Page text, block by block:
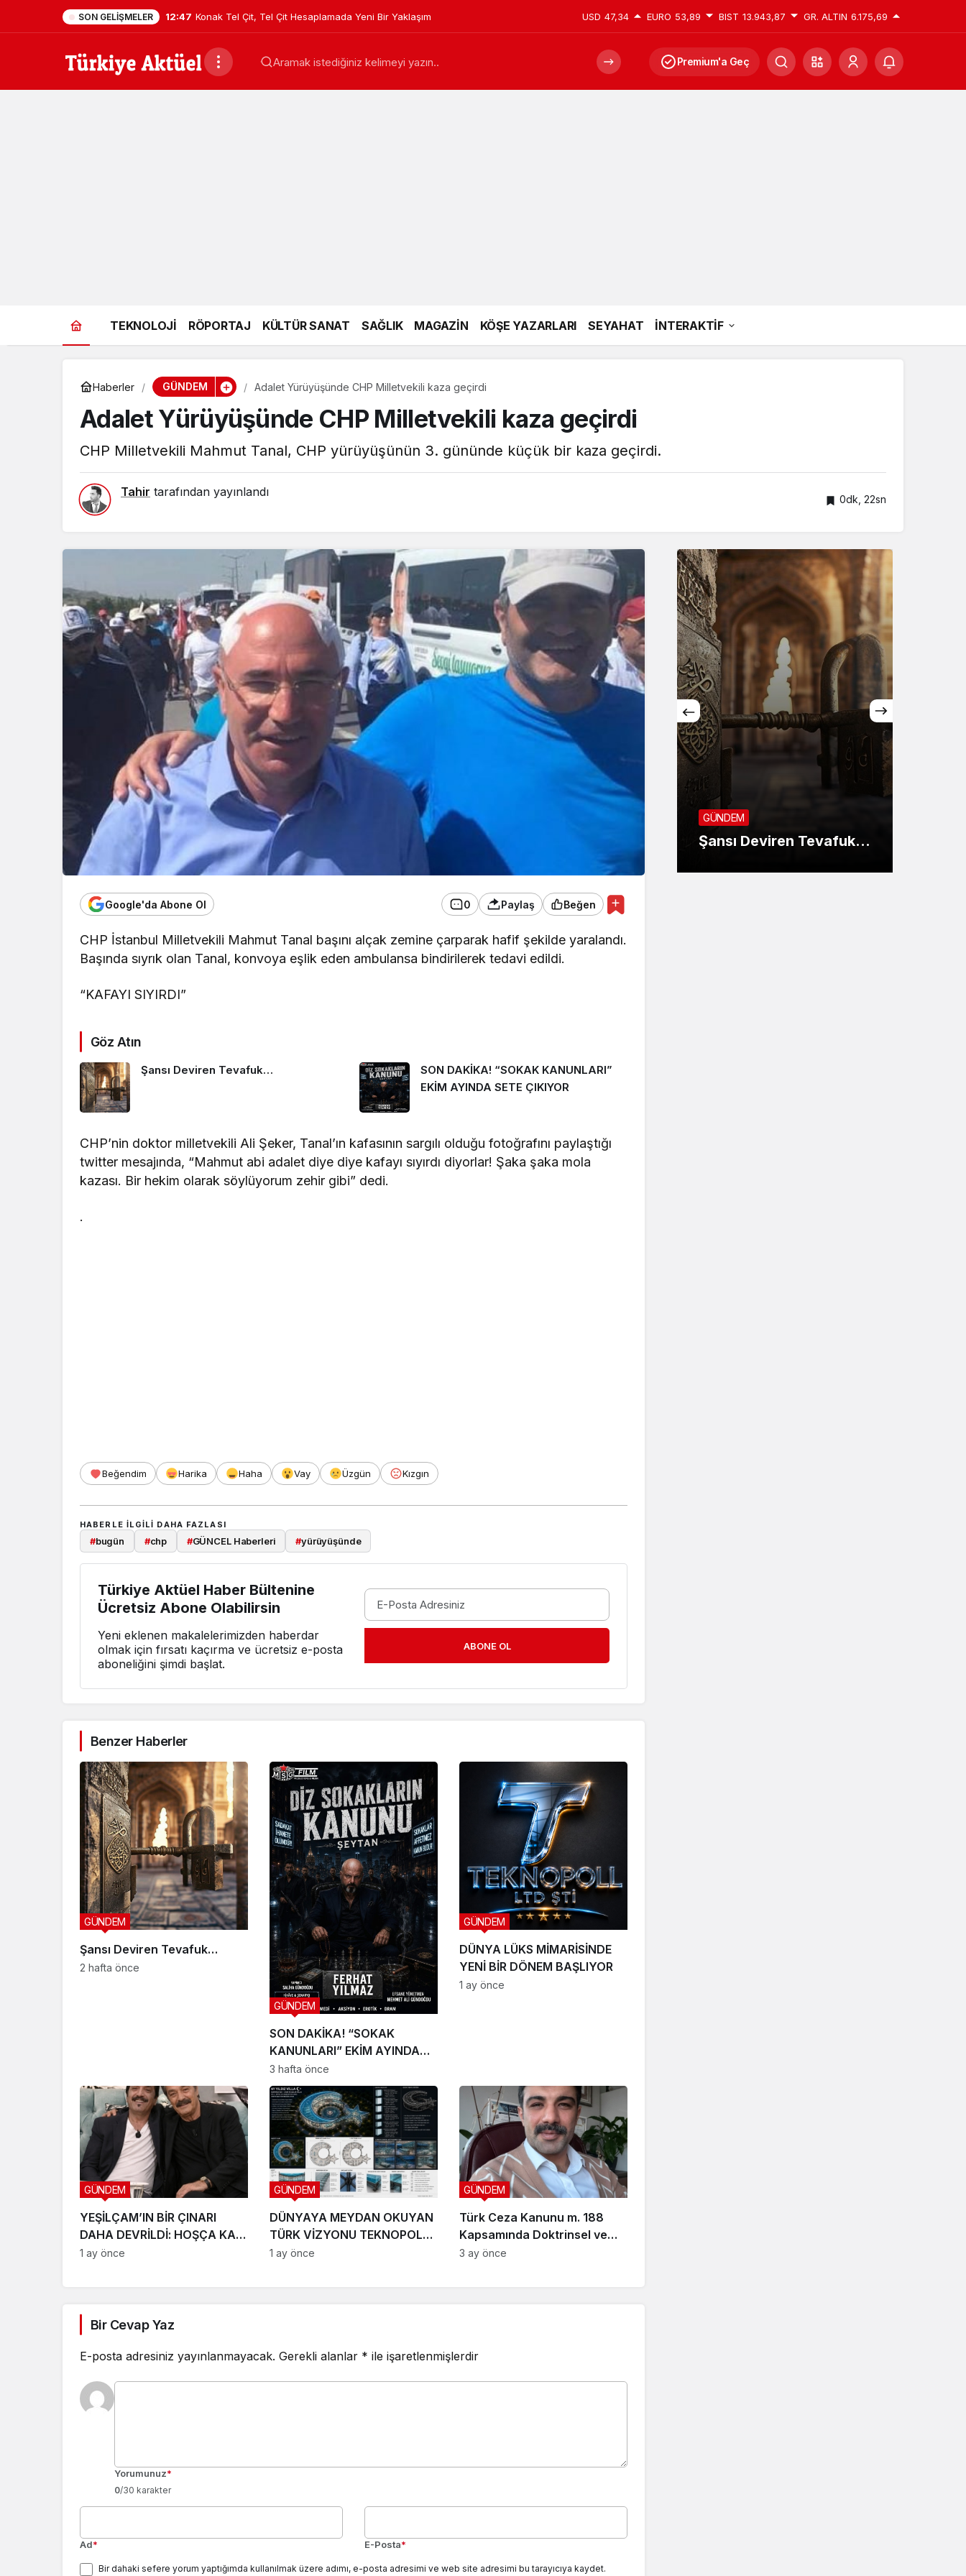
SON GELIŞMELER 12:47 Konak Tel Çit, Tel Çit Hesaplamada Yeni Bir Yaklaşım USD 47,34 EURO 53,89 BIST 13.943,87 GR. ALTIN 6.175,69
Premium'a Geç
TEKNOLOJİ RÖPORTAJ KÜLTÜR SANAT SAĞLIK MAGAZİN KÖŞE YAZARLARI SEYAHAT İNTERAKTİF
Haberler GÜNDEM Adalet Yürüyüşünde CHP Milletvekili kaza geçirdi
Adalet Yürüyüşünde CHP Milletvekili kaza geçirdi
CHP Milletvekili Mahmut Tanal, CHP yürüyüşünün 3. gününde küçük bir kaza geçirdi.
Tahir tarafından yayınlandı
0dk, 22sn
Google'da Abone Ol 0 Paylaş Beğen
CHP İstanbul Milletvekili Mahmut Tanal başını alçak zemine çarparak hafif şekilde yaralandı.
Başında sıyrık olan Tanal, konvoya eşlik eden ambulansa bindirilerek tedavi edildi.
“KAFAYI SIYIRDI”
Göz Atın
Şansı Deviren Tevafuk…
SON DAKİKA! “SOKAK KANUNLARI”
EKİM AYINDA SETE ÇIKIYOR
CHP’nin doktor milletvekili Ali Şeker, Tanal’ın kafasının sargılı olduğu fotoğrafını paylaştığı
twitter mesajında, “Mahmut abi adalet diye diye kafayı sıyırdı diyorlar! Şaka şaka mola
kazası. Bir hekim olarak söylüyorum zehir gibi” dedi.
.
Beğendim Harika Haha Vay Üzgün Kızgın
HABERLE ILGILI DAHA FAZLASI
#bugün #chp #GÜNCEL Haberleri #yürüyüşünde
Türkiye Aktüel Haber Bültenine
Ücretsiz Abone Olabilirsin
Yeni eklenen makalelerimizden haberdar
olmak için fırsatı kaçırma ve ücretsiz e-posta
aboneliğini şimdi başlat.
ABONE OL
Benzer Haberler
Şansı Deviren Tevafuk…
GÜNDEM
2 hafta önce
SON DAKİKA! “SOKAK
KANUNLARI” EKİM AYINDA
SETE ÇIKIYOR
GÜNDEM
3 hafta önce
DÜNYA LÜKS MİMARİSİNDE
YENİ BİR DÖNEM BAŞLIYOR
GÜNDEM
1 ay önce
YEŞİLÇAM’IN BİR ÇINARI
DAHA DEVRİLDİ: HOŞÇA KAL
CANIM ARKADAŞIM KADİR
GÜNDEM
1 ay önce
DÜNYAYA MEYDAN OKUYAN
TÜRK VİZYONU TEKNOPOLL
LTD. ŞTİ. ÜÇ DEV PROJEYLE
GÜNDEM
1 ay önce
Türk Ceza Kanunu m. 188
Kapsamında Doktrinsel ve
Yargısal İnceleme
GÜNDEM
3 ay önce
Bir Cevap Yaz
E-posta adresiniz yayınlanmayacak. Gerekli alanlar * ile işaretlenmişlerdir
Yorumunuz*
0/30 karakter
Ad* E-Posta*
Bir dahaki sefere yorum yaptığımda kullanılmak üzere adımı, e-posta adresimi ve web site adresimi bu tarayıcıya kaydet.
Konak Tel Çit, Tel Çit
Hesaplamada Yeni Bir
Yaklaşım
GÜNDEM
Şansı Deviren Tevafuk…